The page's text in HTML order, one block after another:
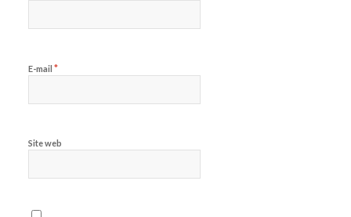
E-mail *
Site web